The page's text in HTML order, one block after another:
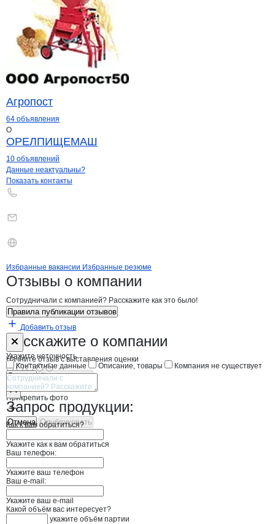
Агропост
64 объявления
О
ОРЕЛПИЩЕМАШ
10 объявлений
Контактыкомпании
+7(800)000-00-..
Данные неактуальны?
Показать контакты
Брендыкомпани Трансэк Брокер
Вакансии вТрансэк Брокер
Избранные вакансии Избранные резюме
Новости oТрансэк Брокер, ООО
Отзывы о компании
Сотрудничали с компанией? Расскажите как это было!
Правила публикации отзывов
Добавить отзыв
Расскажите о компании
Начните отзыв с выставления оценки
Прикрепить фото
Отмена Опубликовать
Форма обратной связи о неточностях
Укажите неточность
Контактные данные
Описание, товары Компания не существует
Отмена Опубликовать
Запрос продукции:
Как к вам обратиться?
Укажите как к вам обратиться
Ваш телефон:
Укажите ваш телефон
Ваш e-mail:
Укажите ваш e-mail
Какой объём вас интересует?
укажите объём партии